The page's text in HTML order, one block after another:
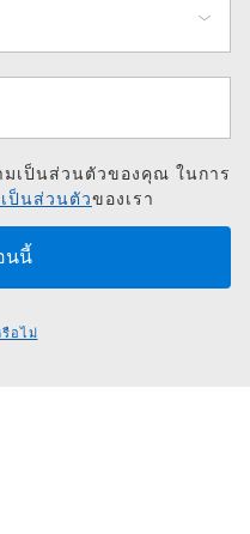
เป็นส่วนตัวของคุณ ในการ
ป็นส่วนตัวของเรา
อไม่